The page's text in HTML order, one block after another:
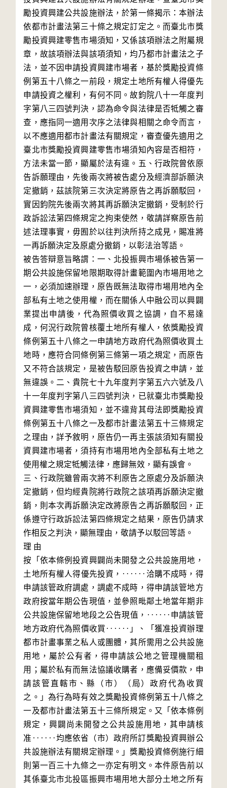
勵投資興建公共設施辦法，於第一條揭示：本辦法
依都市計畫法第三十條之規定訂定之。而臺北市獎
勵投資興建零售市場須知，又係該項辦法之附屬規
章，故該項辦法與該項須知，均乃都市計畫法之子
法，並不因申請投資興建市場者，基於獎勵投資條
例第五十八條之一前段，規定土地所有權人得優先
申請投資之權利，有何不同。故鈞院八十一年度判
字第八三四號判決，認為命令與法律是否牴觸之審
查，應指同一適用次序之法律與相關之命令而言，
以不應適用都市計畫法有關規定，審查優先適用之
臺北市獎勵投資興建零售市場須知內容是否相符，
方法未當一節，顯屬於法有違。五、行政院曾依原
告訴願理由，先後兩次將被告處分及經濟部訴願決
定撤銷，茲該院第三次決定將原告之再訴願駁回，
實因鈞院先後兩次將其再訴願決定撤銷，受制於行
政訴訟法第四條規定之拘束使然，敬請詳察原告前
述法理事實，毋囿於以往判決所持之成見，賜准將
一再訴願決定及原處分撤銷，以彰法治等語。
被告答辯意旨略謂：一、北投振興市場係被告第一
期公共設施保留地限期取得計畫範圍內市場用地之
一，必須加速辦理，原告既無法取得市場用地內全
部私有土地之使用權，而在關係人中融公司以興闢
業提出申請後，代為照價收買之協調，自不易達
成，何況行政院曾核覆土地所有權人，依獎勵投資
條例第五十八條之一申請地方政府代為照價收買土
地時，應符合同條例第三條第一項之規定，而原告
又不符合該規定，是被告駁回原告投資之申請，並
無違誤。二、貴院七十九年度判字第五六六號及八
十一年度判字第八三四號判決，已就臺北市獎勵投
資興建零售市場須知，並不違背其母法即獎勵投資
條例第五十八條之一及都市計畫法第五十三條規定
之理由，詳予敘明，原告仍一再主張該須知有關投
資興建市場者，須持有市場用地內全部私有土地之
使用權之規定牴觸法律，應歸無效，顯有誤會。
三、行政院雖曾兩次將不利原告之原處分及訴願決
定撤銷，但均經貴院將行政院之該項再訴願決定撤
銷，則本次再訴願決定改將原告之再訴願駁回，正
係遵守行政訴訟法第四條規定之結果，原告仍請求
作相反之判決，顯無理由，敬請予以駁回等語。
理 由
按「依本條例投資興闢尚未開發之公共設施用地，
土地所有權人得優先投資，‥‥‥洽購不成時，得
申請該管政府調處，調處不成時，得申請該管地方
政府按當年期公告現值，並參照毗鄰土地當年期非
公共設施保留地地段之公告現值，‥‥‥申請該管
地方政府代為照價收買‥‥‥」、「獲准投資辦理
都市計畫事業之私人或團體，其所需用之公共設施
用地，屬於公有者，得申請該公地之管理機關租
用；屬於私有而無法協議收購者，應備妥價款，申
請該管直轄市、縣（市）（局）政府代為收買
之。」為行為時有效之獎勵投資條例第五十八條之
一及都市計畫法第五十三條所規定。又「依本條例
規定，興闢尚未開發之公共設施用地，其申請核
准‥‥‥均應依省（市）政府所訂獎勵投資興辦公
共設施辦法有關規定辦理。」獎勵投資條例施行細
則第一百三十九條之一亦定有明文。本件原告前以
其係臺北市北投區振興市場用地大部分土地之所有